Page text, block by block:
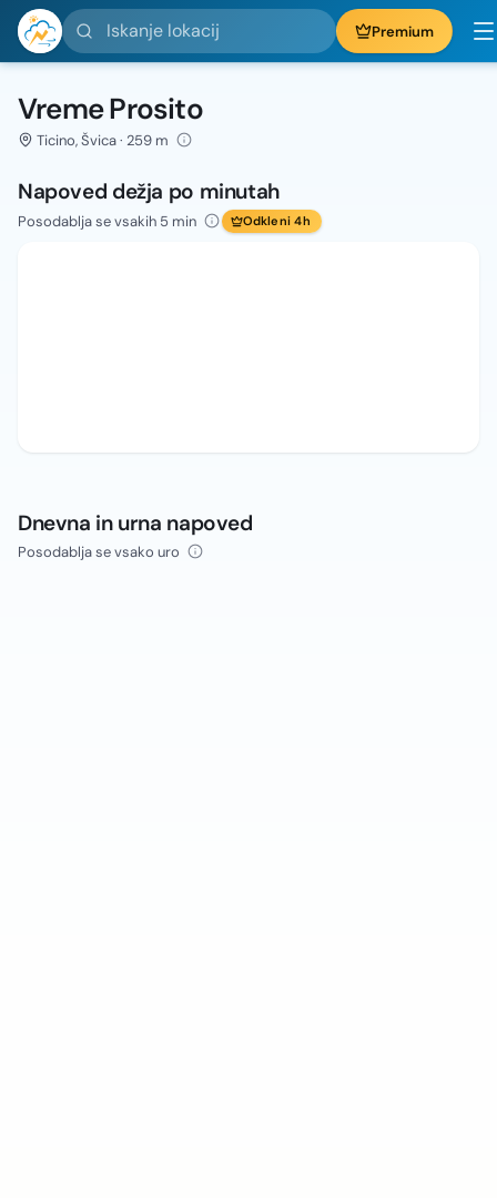
Iskanje lokacij Premium
Vreme Prosito
Ticino, Švica · 259 m
Napoved dežja po minutah
Posodablja se vsakih 5 min Odkleni 4h
Dnevna in urna napoved
Posodablja se vsako uro